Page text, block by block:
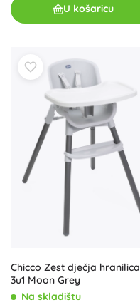
U košaricu
Chicco Zest dječja hranilica
3u1 Moon Grey
Na skladištu